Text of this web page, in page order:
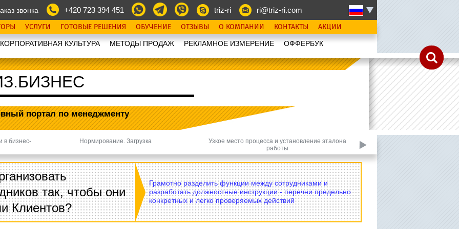
звонка +420 723 394 451 triz-ri ri@triz-ri.com
УСЛУГИ ГОТОВЫЕ РЕШЕНИЯ ОБУЧЕНИЕ ОТЗЫВЫ О КОМПАНИИ КОНТАКТЫ АКЦИИ
КОРПОРАТИВНАЯ КУЛЬТУРА МЕТОДЫ ПРОДАЖ РЕКЛАМНОЕ ИЗМЕРЕНИЕ OФФЕРБУК
порталпо менеджменту
в бизнес-
Нормирование. Загрузка
Узкое место процесса и установление эталона
работы
Next
так, чтобы они
Клиентов?
Грамотно разделить функции между сотрудниками и
разработать должностные инструкции - перечни предельно
конкретных и легко проверяемых действий